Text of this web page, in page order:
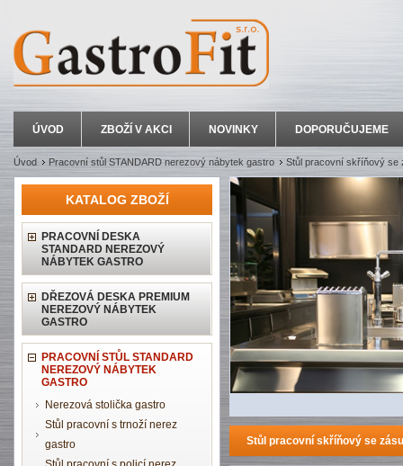
ÚVOD ZBOŽÍ V AKCI NOVINKY DOPORUČUJEME
Úvod Pracovní stůl STANDARD nerezový nábytek gastro Stůl pracovní skříňový se
KATALOG ZBOŽÍ
PRACOVNÍ DESKA
STANDARD NEREZOVÝ
NÁBYTEK GASTRO
DŘEZOVÁ DESKA PREMIUM
NEREZOVÝ NÁBYTEK
GASTRO
PRACOVNÍ STŮL STANDARD
NEREZOVÝ NÁBYTEK
GASTRO
Nerezová stolička gastro
Stůl pracovní s trnoží nerez
gastro
Stůl pracovní skříňový se